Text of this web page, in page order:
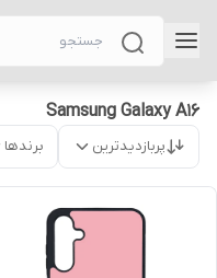
Samsung Galaxy A16
پربازدیدترین برندها